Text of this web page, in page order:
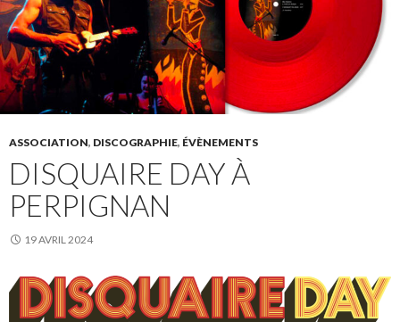
ASSOCIATION, DISCOGRAPHIE, ÉVÈNEMENTS
DISQUAIRE DAY À
PERPIGNAN
19 AVRIL 2024